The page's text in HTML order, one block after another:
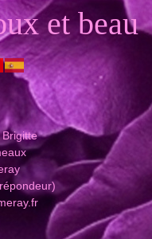
et beau